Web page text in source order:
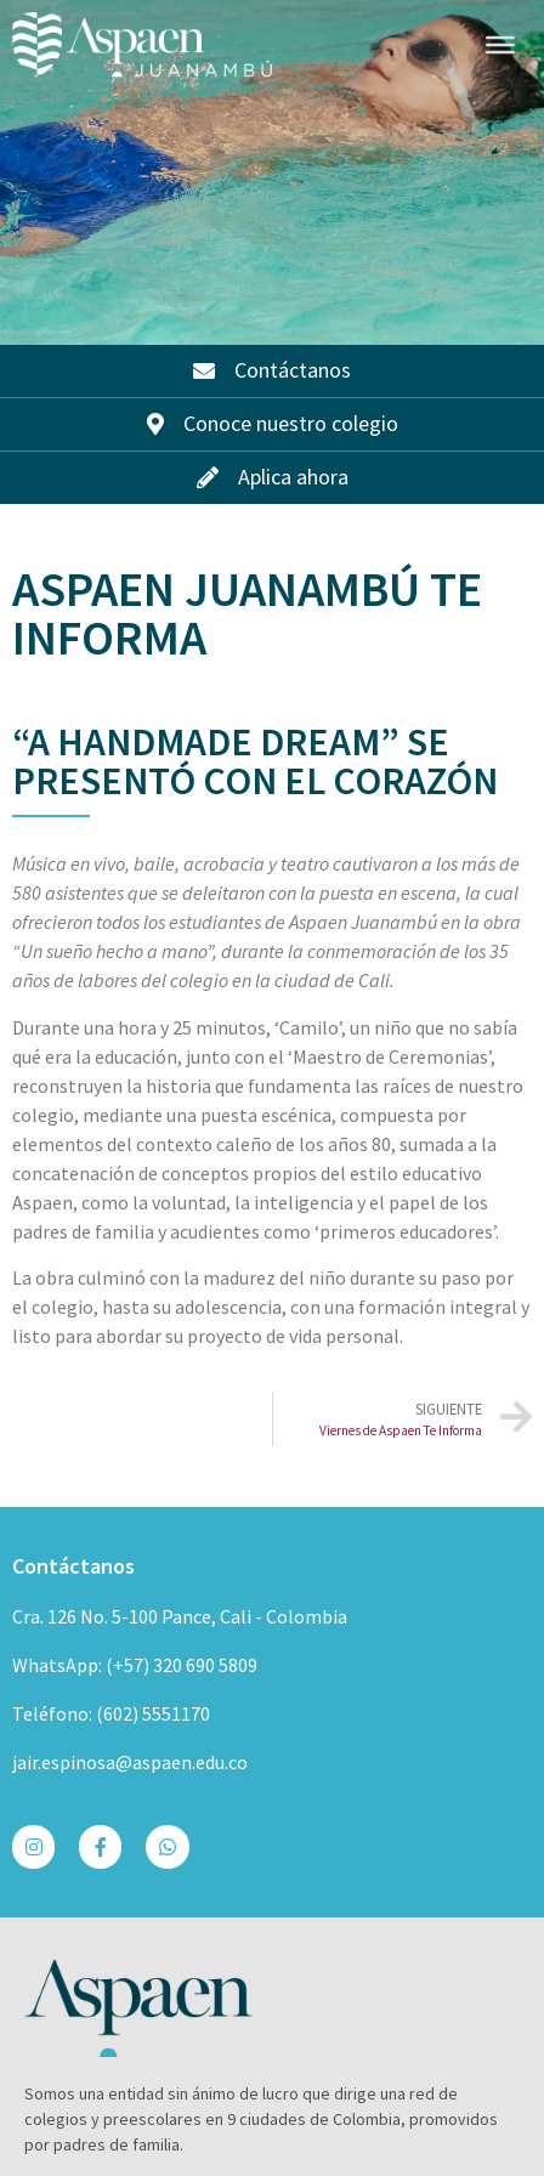
Contáctanos
Conoce nuestro colegio
Aplica ahora
ASPAEN JUANAMBÚ TE
INFORMA
“A HANDMADE DREAM” SE
PRESENTÓ CON EL CORAZÓN
Música en vivo, baile, acrobacia y teatro cautivaron a los más de
580 asistentes que se deleitaron con la puesta en escena, la cual
ofrecieron todos los estudiantes de Aspaen Juanambú en la obra
“Un sueño hecho a mano”, durante la conmemoración de los 35
años de labores del colegio en la ciudad de Cali.
Durante una hora y 25 minutos, ‘Camilo’, un niño que no sabía
qué era la educación, junto con el ‘Maestro de Ceremonias’,
reconstruyen la historia que fundamenta las raíces de nuestro
colegio, mediante una puesta escénica, compuesta por
elementos del contexto caleño de los años 80, sumada a la
concatenación de conceptos propios del estilo educativo
Aspaen, como la voluntad, la inteligencia y el papel de los
padres de familia y acudientes como ‘primeros educadores’.
La obra culminó con la madurez del niño durante su paso por
el colegio, hasta su adolescencia, con una formación integral y
listo para abordar su proyecto de vida personal.
SIGUIENTE
Viernes de Aspaen Te Informa
Contáctanos
Cra. 126 No. 5-100 Pance, Cali - Colombia
WhatsApp: (+57) 320 690 5809
Teléfono: (602) 5551170
jair.espinosa@aspaen.edu.co
Somos una entidad sin ánimo de lucro que dirige una red de
colegios y preescolares en 9 ciudades de Colombia, promovidos
por padres de familia.